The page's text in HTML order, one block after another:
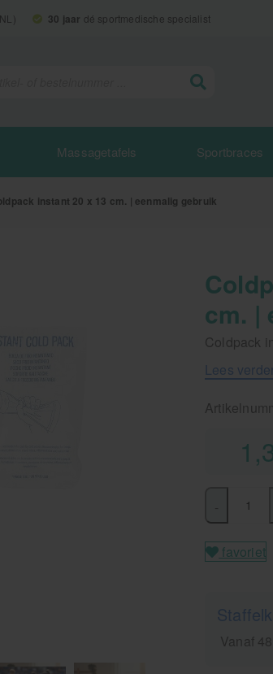
30 jaar dé sportmedische specialist
Massagetafels Sportbraces
instant 20 x 13 cm. | eenmalig gebruik
cm. |
Coldpack
Lees
favoriet
Vanaf